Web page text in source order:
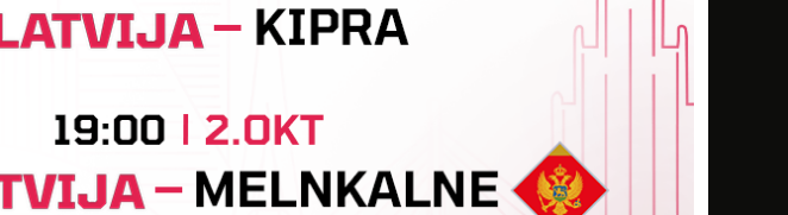
Centra grupa U-13 2023, 9. kārta